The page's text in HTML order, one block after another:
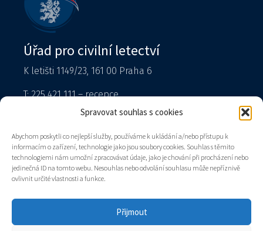
Spravovat souhlas s cookies
Abychom poskytli co nejlepší služby, používáme k ukládání a/nebo přístupu k
informacím o zařízení, technologie jako jsou soubory cookies. Souhlas s těmito
technologiemi nám umožní zpracovávat údaje, jako je chování při procházení nebo
jedinečná ID na tomto webu. Nesouhlas nebo odvolání souhlasu může nepříznivě
ovlivnit určité vlastnosti a funkce.
Přijmout
Úřad pro civilní letectví
K letišti 1149/23, 161 00 Praha 6
T: 225 421 111 – recepce
podatelna@caa.gov.cz
Datová schránka: v8gaaz5
Úřad